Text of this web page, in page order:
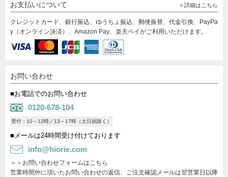
お支払いについて > 詳細はこちら
クレジットカード、銀行振込、ゆうちょ振込、郵便振替、代金引換、PayPa
y（オンライン決済）、Amazon Pay、楽天ペイがご利用いただけます。
お問い合わせ
■お電話でのお問い合わせ
0120-678-104
受付：10～12時／13～17時（土日祝除く）
■メールは24時間受け付けております
info@hiorie.com
＞＞お問い合わせフォームはこちら
営業時間外に頂いたお問い合わせの返信、ご注文確認メールは翌営業日以降